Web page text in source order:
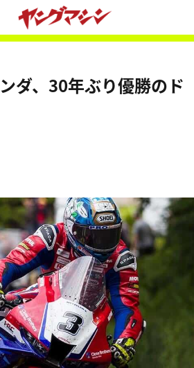
ダ、30年ぶり優勝のド